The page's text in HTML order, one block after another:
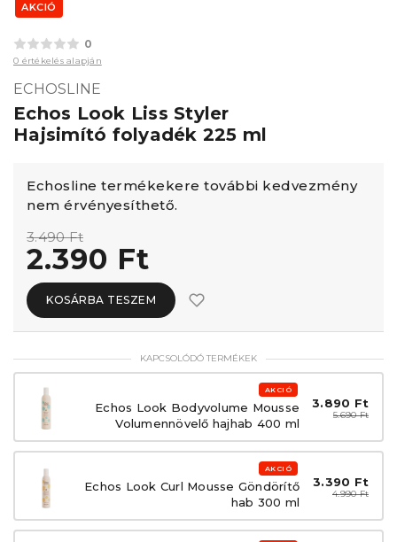
AKCIÓ
0
0 értékelés alapján
ECHOSLINE
Echos Look Liss Styler
Hajsimító folyadék 225 ml
Echosline termékekere további kedvezmény
nem érvényesíthető.
3.490 Ft
2.390 Ft
KOSÁRBA TESZEM
KAPCSOLÓDÓ TERMÉKEK
AKCIÓ
Echos Look Bodyvolume Mousse
Volumennövelő hajhab 400 ml
3.890 Ft
5.690 Ft
AKCIÓ
Echos Look Curl Mousse Göndörítő
hab 300 ml
3.390 Ft
4.990 Ft